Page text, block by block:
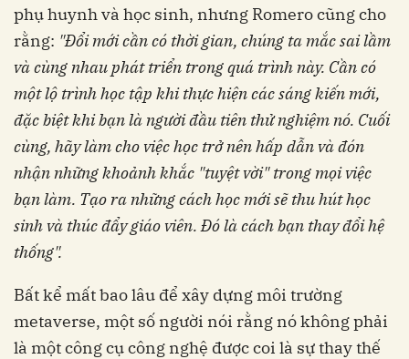
phụ huynh và học sinh, nhưng Romero cũng cho
rằng: "Đổi mới cần có thời gian, chúng ta mắc sai lầm
và cùng nhau phát triển trong quá trình này. Cần có
một lộ trình học tập khi thực hiện các sáng kiến mới,
đặc biệt khi bạn là người đầu tiên thử nghiệm nó. Cuối
cùng, hãy làm cho việc học trở nên hấp dẫn và đón
nhận những khoảnh khắc "tuyệt vời" trong mọi việc
bạn làm. Tạo ra những cách học mới sẽ thu hút học
sinh và thúc đẩy giáo viên. Đó là cách bạn thay đổi hệ
thống".
Bất kể mất bao lâu để xây dựng môi trường
metaverse, một số người nói rằng nó không phải
là một công cụ công nghệ được coi là sự thay thế